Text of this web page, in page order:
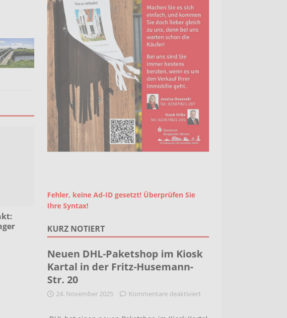
Fehler, keine Ad-ID gesetzt! Überprüfen Sie
Ihre Syntax!
KURZ NOTIERT
Neuen DHL-Paketshop im Kiosk
Kartal in der Fritz-Husemann-
Str. 20
24. November 2025 Kommentare deaktiviert